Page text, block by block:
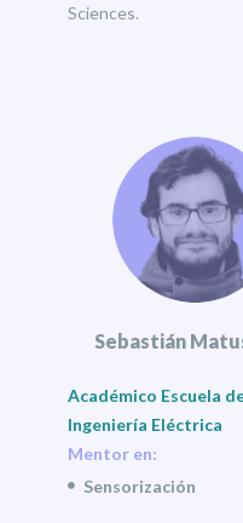
Sciences.
Sebastián
Académico Escuela
Ingeniería Eléctrica
Mentor en:
Sensorización